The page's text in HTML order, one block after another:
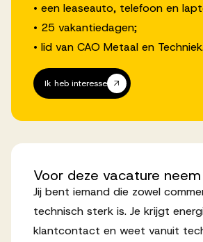
• een leaseauto, telefoon en
• 25 vakantiedagen;
• lid van CAO Metaal en
Ik heb interesse
Voor deze vacature neem
Jij bent iemand die zowel
technisch sterk is. Je krijgt
klantcontact en weet vanuit